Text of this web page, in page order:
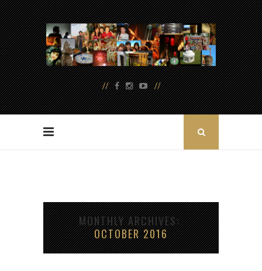
MONTHLY ARCHIVES
OCTOBER 2016